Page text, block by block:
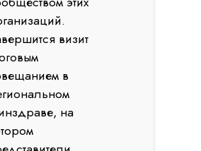
визит
в
на